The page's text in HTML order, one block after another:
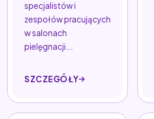
specjalistów i
zespołów pracujących
w salonach
pielęgnacji...
SZCZEGÓŁY